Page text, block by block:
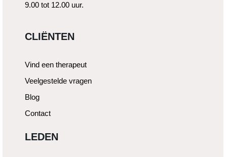
9.00 tot 12.00 uur.
CLIËNTEN
Vind een therapeut
Veelgestelde vragen
Blog
Contact
LEDEN